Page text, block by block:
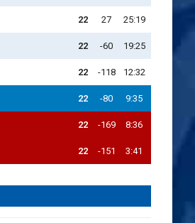
22 27 25:19
22 -60 19:25
22 -118 12:32
22 -80 9:35
22 -169 8:36
22 -151 3:41